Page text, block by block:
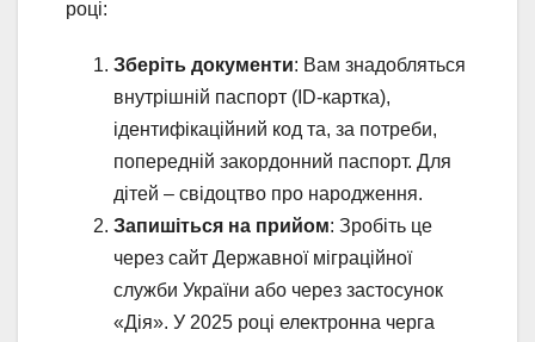
році:
Зберіть документи: Вам знадобляться
внутрішній паспорт (ID-картка),
ідентифікаційний код та, за потреби,
попередній закордонний паспорт. Для
дітей – свідоцтво про народження.
Запишіться на прийом: Зробіть це
через сайт Державної міграційної
служби України або через застосунок
«Дія». У 2025 році електронна черга